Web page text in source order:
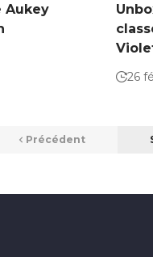
Aukey
26
Précédent